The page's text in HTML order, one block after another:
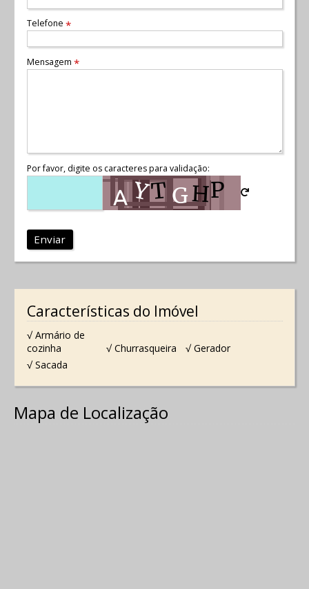
Telefone *
Mensagem *
Por favor, digite os caracteres para validação:
Enviar
Características do Imóvel
√ Armário de
cozinha
√ Churrasqueira
√ Gerador
√ Sacada
Mapa de Localização